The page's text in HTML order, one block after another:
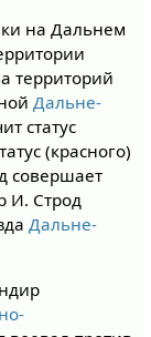
на Дальнем
территорий
Дальне-
статус
(красного)
совершает
И. Строд
Дальне-